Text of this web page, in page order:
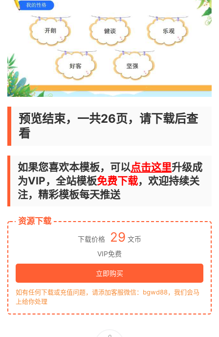
预览结束，一共26页，请下载后查
看
如果您喜欢本模板，可以点击这里升级成
为VIP，全站模板免费下载，欢迎持续关
注，精彩模板每天推送
资源下载
下载价格 29 文币
VIP免费
立即购买
如有任何下载或充值问题，请添加客服微信：bgwd88，我们会马
上给你处理